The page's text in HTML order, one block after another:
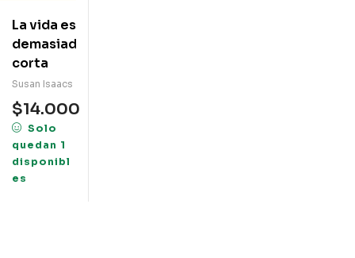
La vida es
demasiado
corta
Susan Isaacs
$14.000
Solo
quedan 1
disponibl
es